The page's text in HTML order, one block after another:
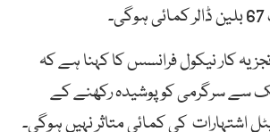
کار نیکول فرانسس کا کہنا ہے کہ
سے سرگرمی کو پوشیدہ رکھنے کے
اشتہارات کی کمائی متاثر نہیں ہوگی۔